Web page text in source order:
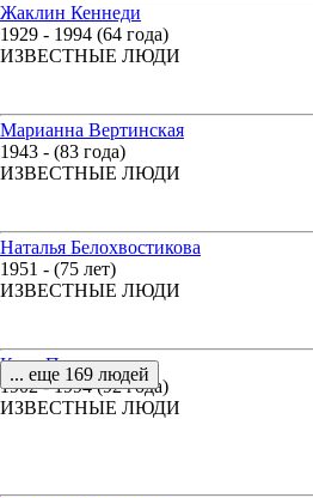
Жаклин Кеннеди
1929 - 1994 (64 года)
ИЗВЕСТНЫЕ ЛЮДИ
Марианна Вертинская
1943 - (83 года)
ИЗВЕСТНЫЕ ЛЮДИ
Наталья Белохвостикова
1951 - (75 лет)
ИЗВЕСТНЫЕ ЛЮДИ
Карл Поппер
1902 - 1994 (92 года)
ИЗВЕСТНЫЕ ЛЮДИ
... еще 169 людей